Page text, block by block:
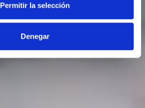
Permitir la selección
Denegar